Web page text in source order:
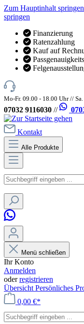
Zum Hauptinhalt springen
springen
Finanzierung
Ratenzahlung
Kauf auf
Mo-Fr. 09.00 - 18.00 Uhr //
07032 9116030 //
Kontakt
Alle Produkte
Menü schließen
Ihr Konto
Anmelden
oderregistrieren
Übersicht Persönliches
0,00 €*